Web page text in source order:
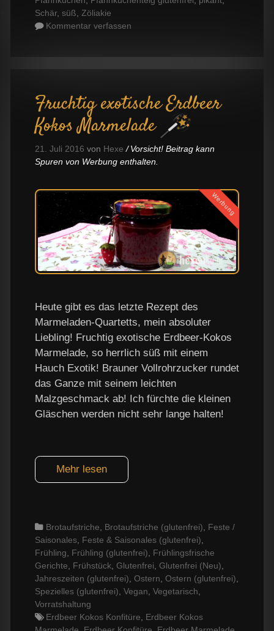
Schär, süß, Zöliakie
Kommentar verfassen
Fruchtig exotische Erdbeer
Kokos Marmelade
21. Juli 2016 von Hexe
Vorsicht! Beitrag kann
Spuren von Werbung enthalten.
Werbung
Heute gibt es das letzte Rezept des
Marmeladen-Quartetts, mein absoluter
Liebling! Fruchtig exotische Erdbeer-Kokos
Marmelade, so herrlich süß mit einem
Hauch Exotik! Brauner Vollrohrzucker rundet
das Ganze mit seinem leichten
Malzgeschmack ab! Ich fürchte die kleinen
Gläschen werden nicht sehr lange halten!
Mehr lesen
Categories
Brotaufstriche, Brotaufstriche (glutenfrei), Feste /
Saisonales, Feste & Saisonales (glutenfrei),
Frühling, Frühling (glutenfrei), Frühlingsfrische
Gerichte, Frühstück, Glutenfrei, Glutenfrei (Neu),
Jahreszeiten (glutenfrei), Ostern, Ostern (glutenfrei),
Spezielles (glutenfrei), Vegan, Vegetarisch,
Vorratshaltung
Tags
Erdbeer Kokos Konfitüre, Erdbeer Kokos